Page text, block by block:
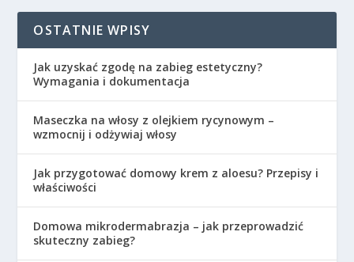
OSTATNIE WPISY
Jak uzyskać zgodę na zabieg estetyczny?
Wymagania i dokumentacja
Maseczka na włosy z olejkiem rycynowym –
wzmocnij i odżywiaj włosy
Jak przygotować domowy krem z aloesu? Przepisy i
właściwości
Domowa mikrodermabrazja – jak przeprowadzić
skuteczny zabieg?